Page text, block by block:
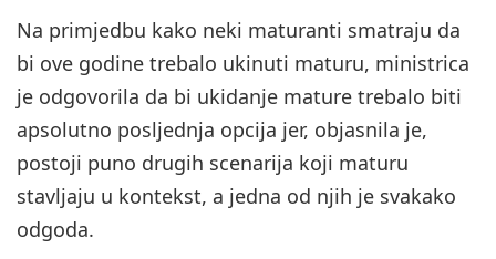
Na primjedbu kako neki maturanti smatraju da
bi ove godine trebalo ukinuti maturu, ministrica
je odgovorila da bi ukidanje mature trebalo biti
apsolutno posljednja opcija jer, objasnila je,
postoji puno drugih scenarija koji maturu
stavljaju u kontekst, a jedna od njih je svakako
odgoda.